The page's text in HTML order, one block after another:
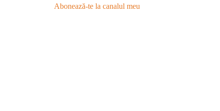
Abonează-te la canalul meu